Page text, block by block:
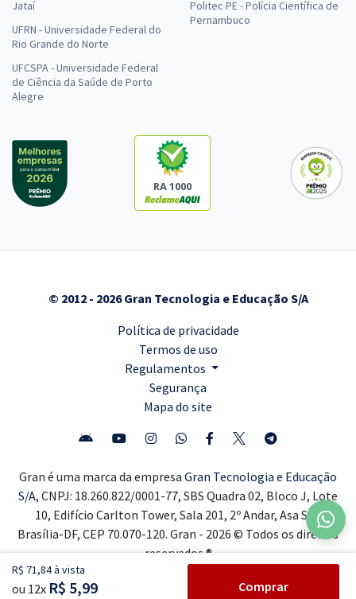
R$ 71,84 à vista
ou 12x R$ 5,99 Comprar
Jataí
UFRN - Universidade Federal do
Rio Grande do Norte
UFCSPA - Universidade Federal
de Ciência da Saúde de Porto
Alegre
Politec PE - Polícia Científica de
Pernambuco
RA 1000
© 2012 - 2026 Gran Tecnologia e Educação S/A
Política de privacidade
Termos de uso
Regulamentos
Segurança
Mapa do site
Gran é uma marca da empresa Gran Tecnologia e Educação
S/A, CNPJ: 18.260.822/0001-77, SBS Quadra 02, Bloco J, Lote
10, Edifício Carlton Tower, Sala 201, 2º Andar, Asa Sul,
Brasília-DF, CEP 70.070-120. Gran - 2026 © Todos os direitos
reservados ®